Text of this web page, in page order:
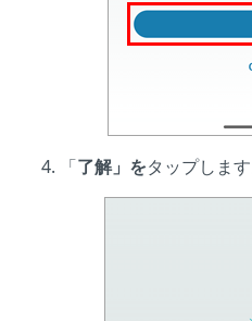
「了解」をタップします